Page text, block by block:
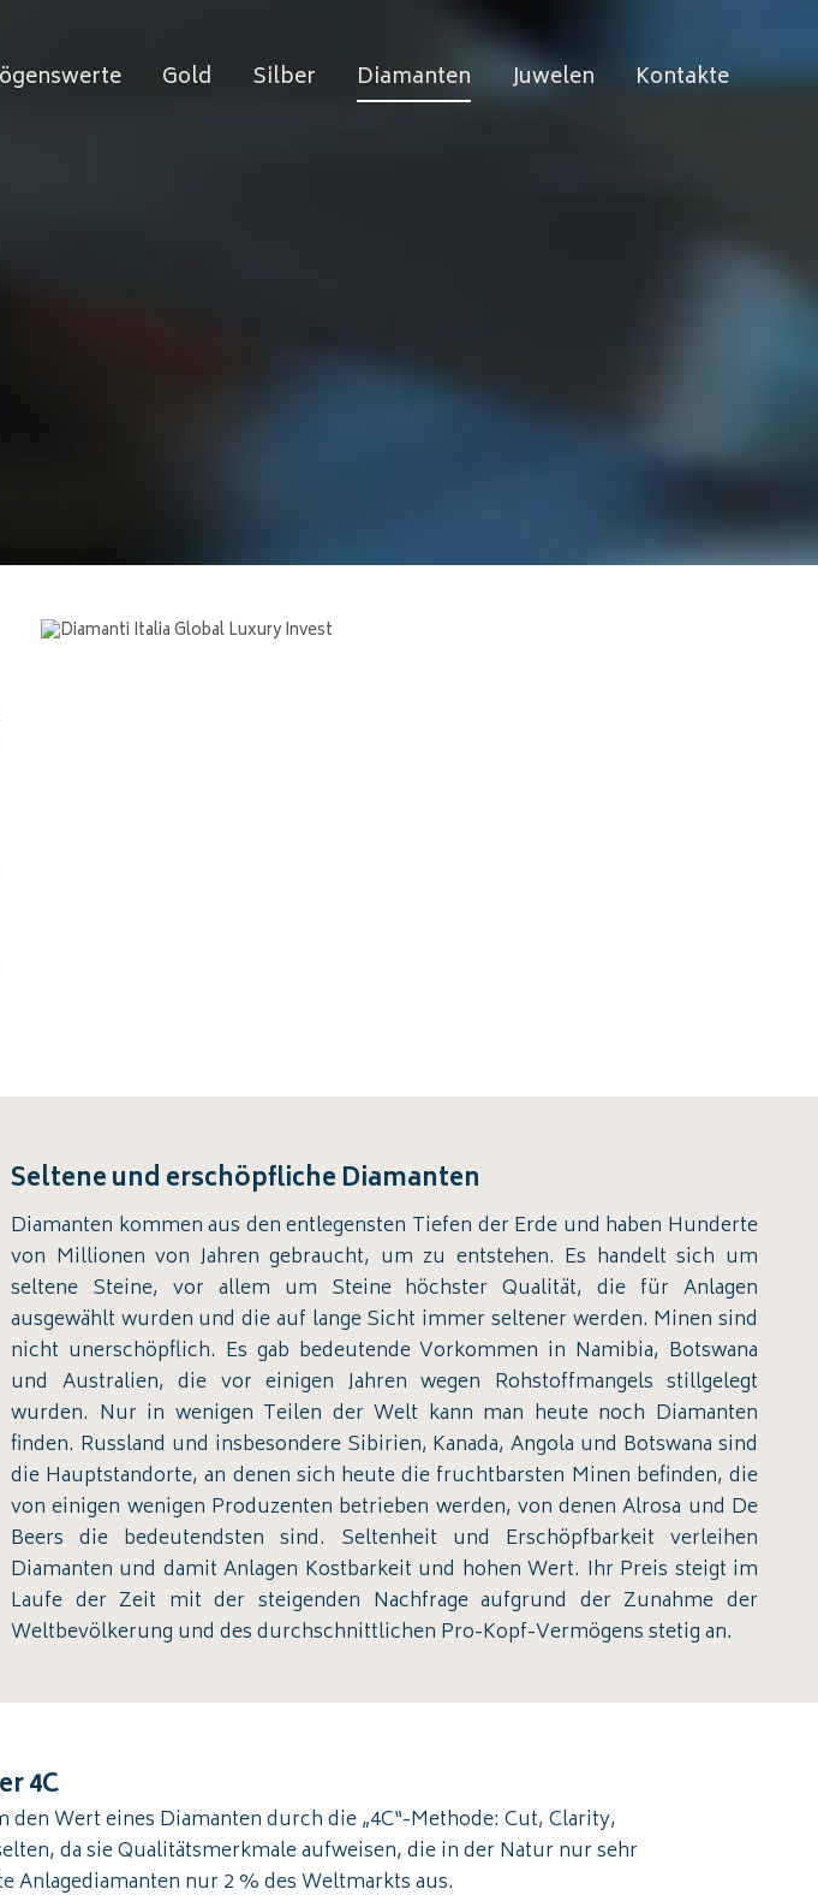
Gold Silber Diamanten Juwelen Kontakte
Seltene und erschöpfliche Diamanten
Diamanten kommen aus den entlegensten Tiefen der Erde und haben Hunderte
von Millionen von Jahren gebraucht, um zu entstehen. Es handelt sich um
seltene Steine, vor allem um Steine höchster Qualität, die für Anlagen
ausgewählt wurden und die auf lange Sicht immer seltener werden. Minen sind
nicht unerschöpflich. Es gab bedeutende Vorkommen in Namibia, Botswana
und Australien, die vor einigen Jahren wegen Rohstoffmangels stillgelegt
wurden. Nur in wenigen Teilen der Welt kann man heute noch Diamanten
finden. Russland und insbesondere Sibirien, Kanada, Angola und Botswana sind
die Hauptstandorte, an denen sich heute die fruchtbarsten Minen befinden, die
von einigen wenigen Produzenten betrieben werden, von denen Alrosa und De
Beers die bedeutendsten sind. Seltenheit und Erschöpfbarkeit verleihen
Diamanten und damit Anlagen Kostbarkeit und hohen Wert. Ihr Preis steigt im
Laufe der Zeit mit der steigenden Nachfrage aufgrund der Zunahme der
Weltbevölkerung und des durchschnittlichen Pro-Kopf-Vermögens stetig an.
4C
Wert eines Diamanten durch die „4C“-Methode: Cut, Clarity,
da sie Qualitätsmerkmale aufweisen, die in der Natur nur sehr
nur 2 % des Weltmarkts aus.